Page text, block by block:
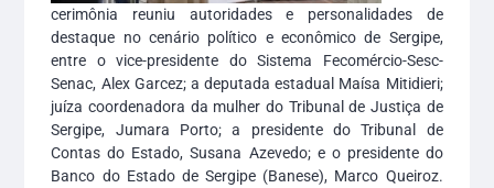
cerimônia reuniu autoridades e personalidades de
destaque no cenário político e econômico de Sergipe,
entre o vice-presidente do Sistema Fecomércio-Sesc-
Senac, Alex Garcez; a deputada estadual Maísa Mitidieri;
juíza coordenadora da mulher do Tribunal de Justiça de
Sergipe, Jumara Porto; a presidente do Tribunal de
Contas do Estado, Susana Azevedo; e o presidente do
Banco do Estado de Sergipe (Banese), Marco Queiroz.